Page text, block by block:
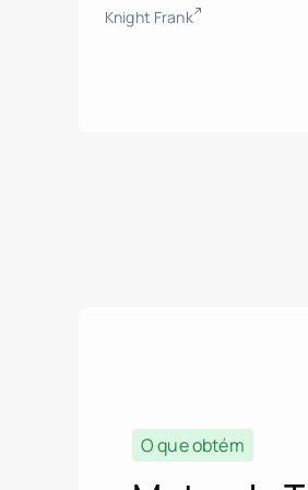
Knight Frank
O que obtém